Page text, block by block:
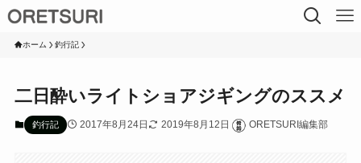
ホーム 釣行記
二日酔いライトショアジギングのススメ
釣行記 2017年8月24日 2019年8月12日 ORETSURI編集部